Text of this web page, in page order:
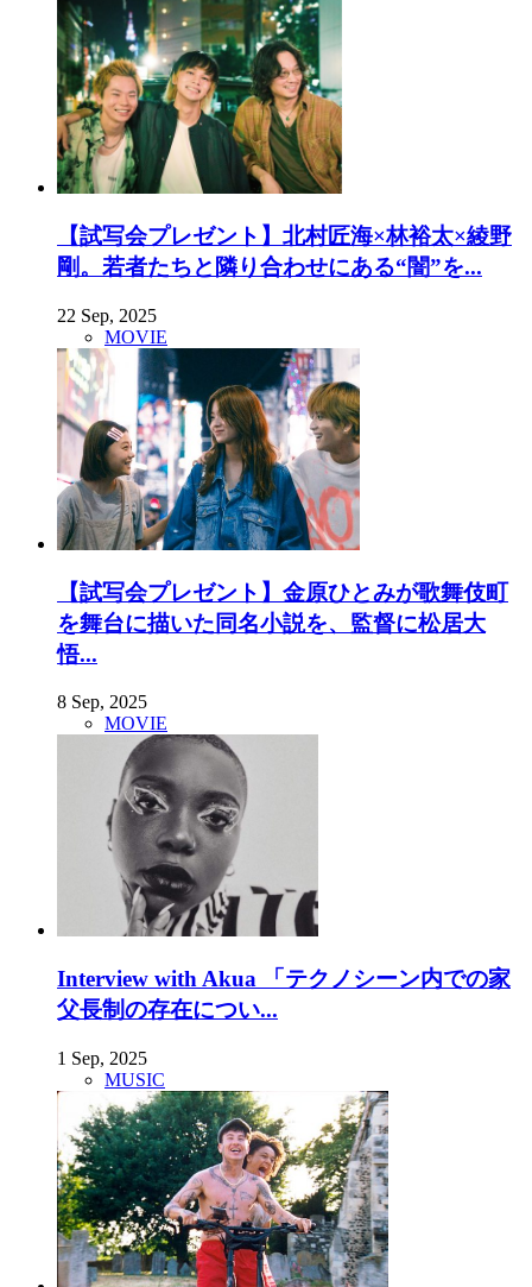
【試写会プレゼント】北村匠海×林裕太×綾野
剛。若者たちと隣り合わせにある“闇”を...
22 Sep, 2025
MOVIE
【試写会プレゼント】金原ひとみが歌舞伎町
を舞台に描いた同名小説を、監督に松居大
悟...
8 Sep, 2025
MOVIE
Interview with Akua 「テクノシーン内での家
父長制の存在につい...
1 Sep, 2025
MUSIC